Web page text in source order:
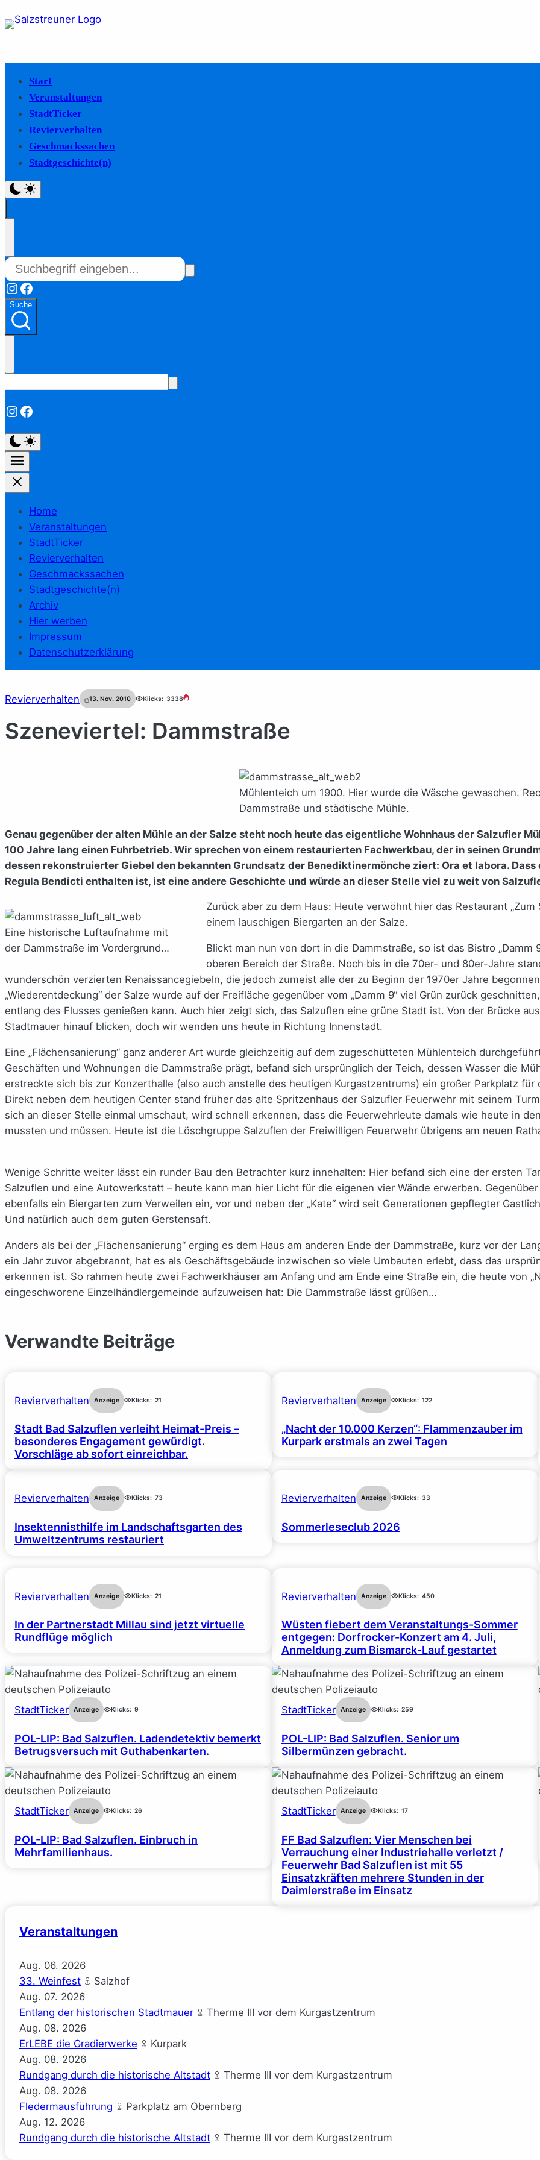
Start
Veranstaltungen
StadtTicker
Revierverhalten
Geschmackssachen
Stadtgeschichte(n)
Instagram
Facebook
Suche
Instagram
Facebook
Home
Veranstaltungen
StadtTicker
Revierverhalten
Geschmackssachen
Stadtgeschichte(n)
Archiv
Hier werben
Impressum
Datenschutzerklärung
Revierverhalten 13. Nov. 2010 Klicks: 3338
Szeneviertel: Dammstraße
Mühlenteich um 1900. Hier wurde die Wäsche gewaschen.
Dammstraße und städtische Mühle.
Genau gegenüber der alten Mühle an der Salze steht noch heute das eigentliche Wohnhaus der Salzufler
100 Jahre lang einen Fuhrbetrieb. Wir sprechen von einem restaurierten Fachwerkbau, der in seinen
dessen rekonstruierter Giebel den bekannten Grundsatz der Benediktinermönche ziert: Ora et labora.
Regula Bendicti enthalten ist, ist eine andere Geschichte und würde an dieser Stelle viel zu weit von
Eine historische Luftaufnahme mit
der Dammstraße im Vordergrund…
Zurück aber zu dem Haus: Heute verwöhnt hier das Restaurant
einem lauschigen Biergarten an der Salze.
Blickt man nun von dort in die Dammstraße, so ist das Bistro
oberen Bereich der Straße. Noch bis in die 70er- und 80er-Jahre
wunderschön verzierten Renaissancegiebeln, die jedoch zumeist alle der zu Beginn der 1970er Jahre
„Wiederentdeckung“ der Salze wurde auf der Freifläche gegenüber vom „Damm 9“ viel Grün zurück
entlang des Flusses genießen kann. Auch hier zeigt sich, das Salzuflen eine grüne Stadt ist. Von der Brücke
Stadtmauer hinauf blicken, doch wir wenden uns heute in Richtung Innenstadt.
Eine „Flächensanierung“ ganz anderer Art wurde gleichzeitig auf dem zugeschütteten Mühlenteich
Geschäften und Wohnungen die Dammstraße prägt, befand sich ursprünglich der Teich, dessen Wasser die
erstreckte sich bis zur Konzerthalle (also auch anstelle des heutigen Kurgastzentrums) ein großer Parkplatz
Direkt neben dem heutigen Center stand früher das alte Spritzenhaus der Salzufler Feuerwehr mit seinem
sich an dieser Stelle einmal umschaut, wird schnell erkennen, dass die Feuerwehrleute damals wie heute in
mussten und müssen. Heute ist die Löschgruppe Salzuflen der Freiwilligen Feuerwehr übrigens am neuen
Wenige Schritte weiter lässt ein runder Bau den Betrachter kurz innehalten: Hier befand sich eine der ersten
Salzuflen und eine Autowerkstatt – heute kann man hier Licht für die eigenen vier Wände erwerben.
ebenfalls ein Biergarten zum Verweilen ein, vor und neben der „Kate“ wird seit Generationen gepflegter
Und natürlich auch dem guten Gerstensaft.
Anders als bei der „Flächensanierung“ erging es dem Haus am anderen Ende der Dammstraße, kurz vor der
ein Jahr zuvor abgebrannt, hat es als Geschäftsgebäude inzwischen so viele Umbauten erlebt, dass das
erkennen ist. So rahmen heute zwei Fachwerkhäuser am Anfang und am Ende eine Straße ein, die heute von
eingeschworene Einzelhändlergemeinde aufzuweisen hat: Die Dammstraße lässt grüßen…
Verwandte Beiträge
Revierverhalten Anzeige Klicks: 21
Stadt Bad Salzuflen verleiht Heimat-Preis –
besonderes Engagement gewürdigt.
Vorschläge ab sofort einreichbar.
Revierverhalten Anzeige Klicks: 122
„Nacht der 10.000 Kerzen“: Flammenzauber im
Kurpark erstmals an zwei Tagen
Revierverhalten Anzeige Klicks: 73
Insektennisthilfe im Landschaftsgarten des
Umweltzentrums restauriert
Revierverhalten Anzeige Klicks: 33
Sommerleseclub 2026
Revierverhalten Anzeige Klicks: 21
In der Partnerstadt Millau sind jetzt virtuelle
Rundflüge möglich
Revierverhalten Anzeige Klicks: 450
Wüsten fiebert dem Veranstaltungs-Sommer
entgegen: Dorfrocker-Konzert am 4. Juli,
Anmeldung zum Bismarck-Lauf gestartet
StadtTicker Anzeige Klicks: 9
POL-LIP: Bad Salzuflen. Ladendetektiv bemerkt
Betrugsversuch mit Guthabenkarten.
StadtTicker Anzeige Klicks: 259
POL-LIP: Bad Salzuflen. Senior um
Silbermünzen gebracht.
StadtTicker Anzeige Klicks: 26
POL-LIP: Bad Salzuflen. Einbruch in
Mehrfamilienhaus.
StadtTicker Anzeige Klicks: 17
FF Bad Salzuflen: Vier Menschen bei
Verrauchung einer Industriehalle verletzt /
Feuerwehr Bad Salzuflen ist mit 55
Einsatzkräften mehrere Stunden in der
Daimlerstraße im Einsatz
Veranstaltungen
Aug. 06. 2026
33. Weinfest
Salzhof
Aug. 07. 2026
Entlang der historischen Stadtmauer
Therme III vor dem Kurgastzentrum
Aug. 08. 2026
ErLEBE die Gradierwerke
Kurpark
Aug. 08. 2026
Rundgang durch die historische Altstadt
Therme III vor dem Kurgastzentrum
Aug. 08. 2026
Fledermausführung
Parkplatz am Obernberg
Aug. 12. 2026
Rundgang durch die historische Altstadt
Therme III vor dem Kurgastzentrum